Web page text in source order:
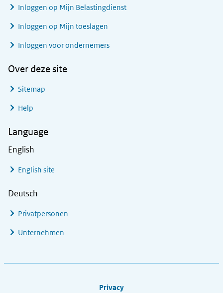
Inloggen op Mijn Belastingdienst
Inloggen op Mijn toeslagen
Inloggen voor ondernemers
Over deze site
Sitemap
Help
Language
English
English site
Deutsch
Privatpersonen
Unternehmen
Privacy